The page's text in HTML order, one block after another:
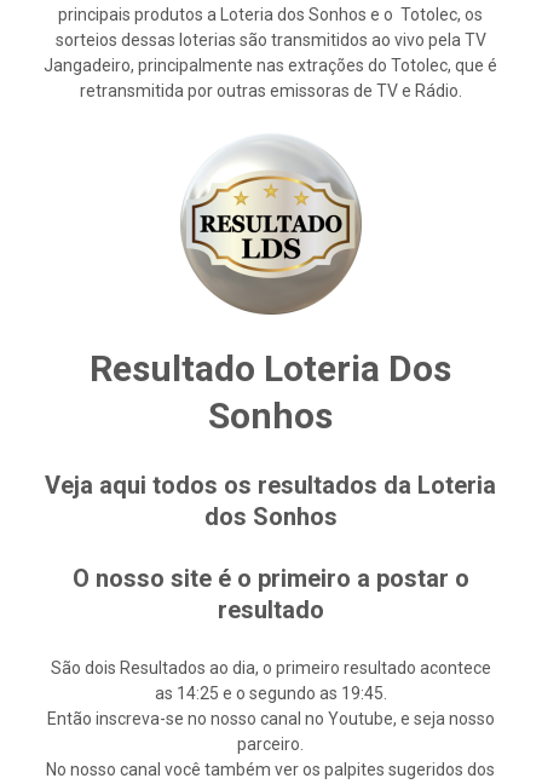
principais produtos a Loteria dos Sonhos e o Totolec, os
sorteios dessas loterias são transmitidos ao vivo pela TV
Jangadeiro, principalmente nas extrações do Totolec, que é
retransmitida por outras emissoras de TV e Rádio.
Resultado Loteria Dos
Sonhos
Veja aqui todos os resultados da Loteria
dos Sonhos
O nosso site é o primeiro a postar o
resultado
São dois Resultados ao dia, o primeiro resultado acontece
as 14:25 e o segundo as 19:45.
Então inscreva-se no nosso canal no Youtube, e seja nosso
parceiro.
No nosso canal você também ver os palpites sugeridos dos